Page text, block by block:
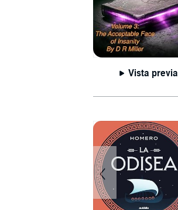
Vista previa